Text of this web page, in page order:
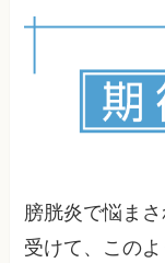
た冷え性の方
になりやすい
改善により予
膀胱炎で悩ま
受けて、このよ